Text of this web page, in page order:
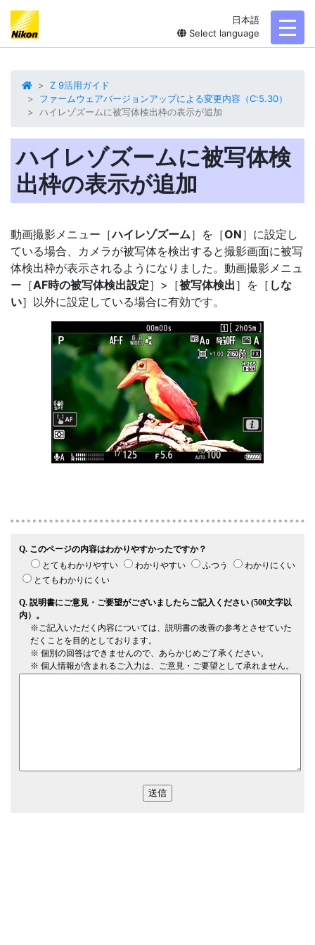
日本語
Select language
Z 9活用ガイド
ファームウェアバージョンアップによる変更内容（C:5.30）
ハイレゾズームに被写体検出枠の表示が追加
ハイレゾズームに被写体検
出枠の表示が追加
動画撮影メニュー［ハイレゾズーム］を［ON］に設定し
ている場合、カメラが被写体を検出すると撮影画面に被写
体検出枠が表示されるようになりました。動画撮影メニュ
ー［AF時の被写体検出設定］>［被写体検出］を［ しな
い］以外に設定している場合に有効です。